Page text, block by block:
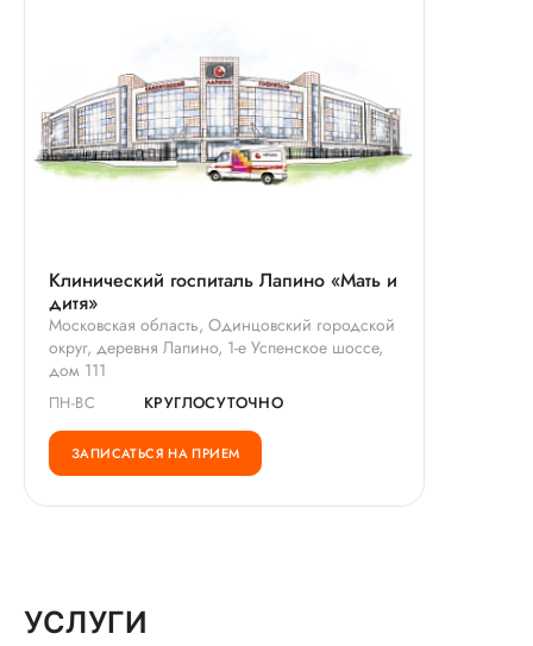
прямым образом повлияет на мою
гинекологическую проблему?
Если да, то на какой день приема
бактериофага сдать анализ и
какой (кровь, моча,мазок)? Хотя
по поводу приема бактериофага у
Клинический госпиталь Лапино «Мать и
дитя»
Московская область, Одинцовский городской
округ, деревня Лапино, 1-е Успенское шоссе,
дом 111
ПН-ВС КРУГЛОСУТОЧНО
ЗАПИСАТЬСЯ НА ПРИЕМ
УСЛУГИ